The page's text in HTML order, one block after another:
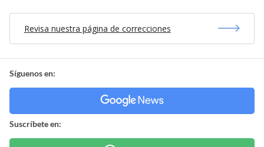
Revisa nuestra página de correcciones
Síguenos en:
Suscríbete en: